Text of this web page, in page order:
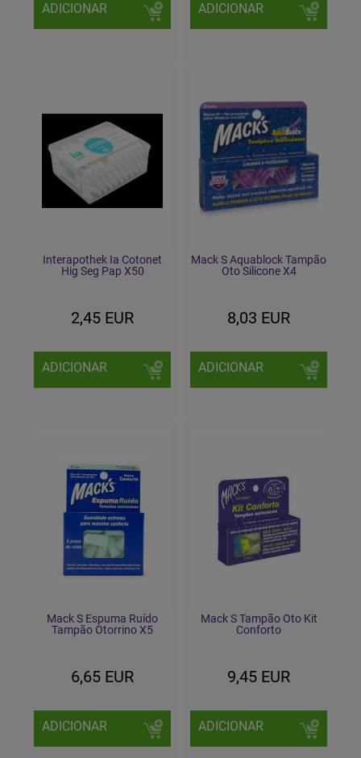
ADICIONAR ADICIONAR
Interapothek Ia Cotonet
Hig Seg Pap X50
2,45 EUR
ADICIONAR
Mack S Aquablock Tampão
Oto Silicone X4
8,03 EUR
ADICIONAR
Mack S Espuma Ruído
Tampão Otorrino X5
6,65 EUR
ADICIONAR
Mack S Tampão Oto Kit
Conforto
9,45 EUR
ADICIONAR